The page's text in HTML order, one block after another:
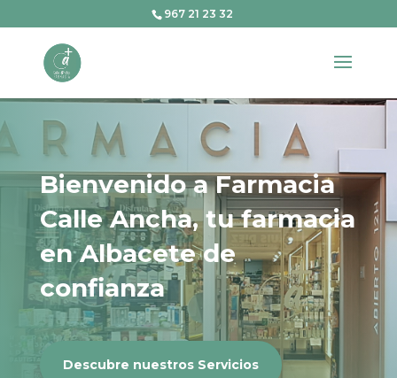
967 21 23 32
Bienvenido a Farmacia
Calle Ancha, tu farmacia
en Albacete de
confianza
Descubre nuestros Servicios